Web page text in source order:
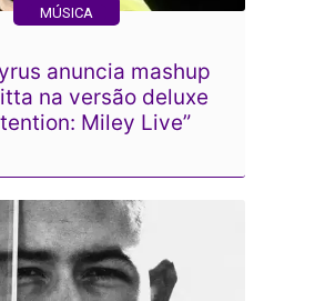
MÚSICA
anuncia mashup
na versão deluxe
Miley Live”